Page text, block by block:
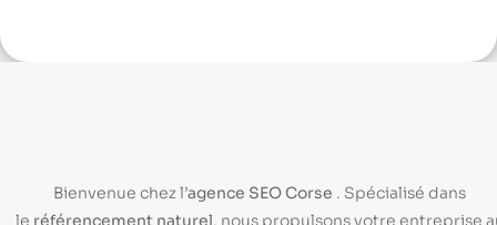
Bienvenue chez l’agence SEO Corse . Spécialisé dans
le référencement naturel, nous propulsons votre entreprise